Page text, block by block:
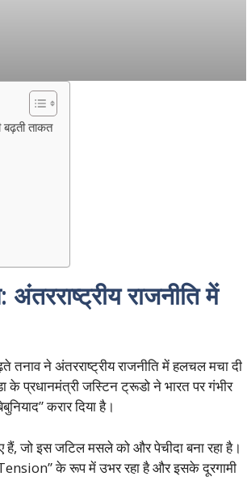
बढ़ती ताकत
राजनीति में
तनाव ने अंतरराष्ट्रीय राजनीति में हलचल मचा दी
के प्रधानमंत्री जस्टिन ट्रूडो ने भारत पर गंभीर
करार दिया है।
जो इस जटिल मसले को और पेचीदा बना रहा है।
के रूप में उभर रहा है और इसके दूरगामी